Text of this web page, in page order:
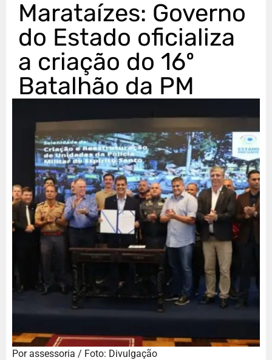
Marataízes: Governo
do Estado oficializa
a criação do 16º
Batalhão da PM
Por assessoria / Foto: Divulgação